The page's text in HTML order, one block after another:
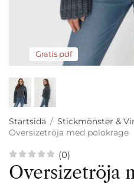
Gratis pdf
Startsida / Stickmönster &
Oversizetröja med polokrage
(0)
Oversizetröja